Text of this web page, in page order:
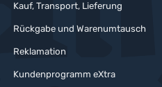
Kauf, Transport, Lieferung
Rückgabe und Warenumtausch
Reklamation
Kundenprogramm eXtra